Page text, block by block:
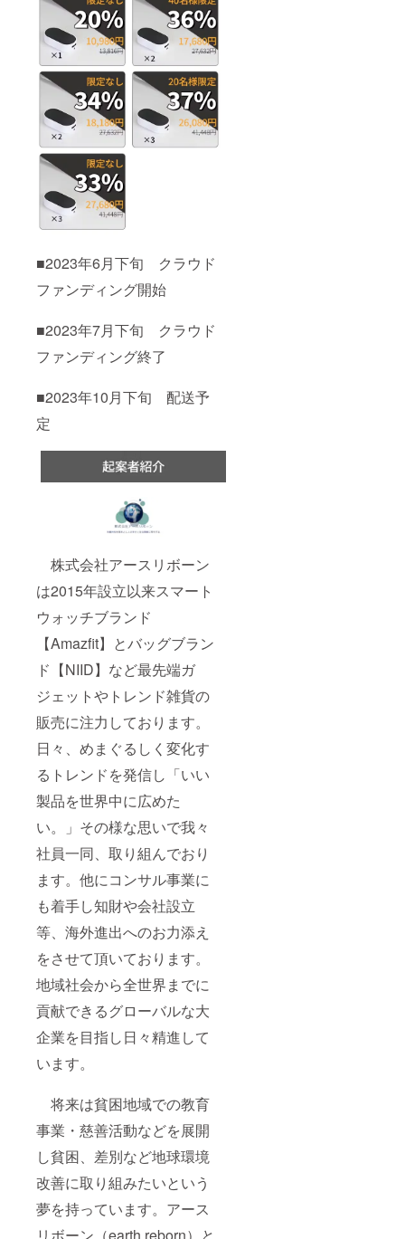
■2023年6月下旬 クラウド
ファンディング開始
■2023年7月下旬 クラウド
ファンディング終了
■2023年10月下旬 配送予
定
株式会社アースリボーン
は2015年設立以来スマート
ウォッチブランド
【Amazfit】とバッグブラン
ド【NIID】など最先端ガ
ジェットやトレンド雑貨の
販売に注力しております。
日々、めまぐるしく変化す
るトレンドを発信し「いい
製品を世界中に広めた
い。」その様な思いで我々
社員一同、取り組んでおり
ます。他にコンサル事業に
も着手し知財や会社設立
等、海外進出へのお力添え
をさせて頂いております。
地域社会から全世界までに
貢献できるグローバルな大
企業を目指し日々精進して
います。
将来は貧困地域での教育
事業・慈善活動などを展開
し貧困、差別など地球環境
改善に取り組みたいという
夢を持っています。アース
リボーン（earth reborn）と